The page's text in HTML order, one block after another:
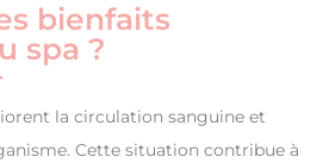
bienfaits
spa ?
la circulation sanguine et
Cette situation contribue à